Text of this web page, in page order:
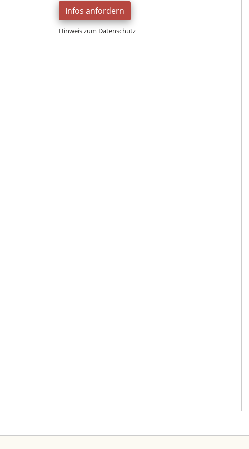
Infos anfordern
Hinweis zum Datenschutz